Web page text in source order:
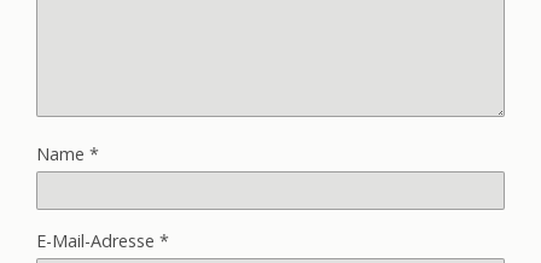
Name *
E-Mail-Adresse *